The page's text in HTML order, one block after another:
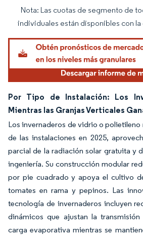
Imagen © Mordor Intelligence. El uso requiere
Nota: Las cuotas de segmento de
individuales están disponibles con
Por Tipo de Instalación: Los
Mientras las Granjas Verticales
Los invernaderos de vidrio o polietileno
de las instalaciones en 2025,
parcial de la radiación solar gratuita y
ingeniería. Su construcción modular
por pie cuadrado y apoya el cultivo
tomates en rama y pepinos. Las
tecnología de invernaderos incluyen
dinámicos que ajustan la
carga evaporativa mientras se